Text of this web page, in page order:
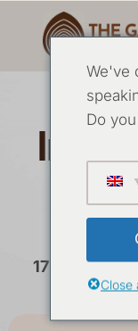
17 DE
We've
Do
Close